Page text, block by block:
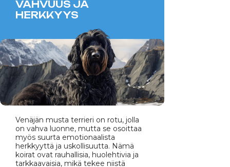
VAHVUUS JA
HERKKYYS
Venäjän musta terrieri on rotu, jolla
on vahva luonne, mutta se osoittaa
myös suurta emotionaalista
herkkyyttä ja uskollisuutta. Nämä
koirat ovat rauhallisia, huolehtivia ja
tarkkaavaisia, mikä tekee niistä